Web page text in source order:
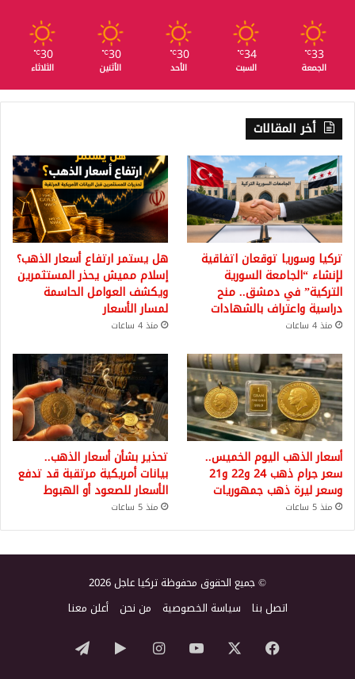
33
℃
الجمعة
34
℃
السبت
30
℃
الأحد
30
℃
الأثنين
30
℃
الثلاثاء
أخر المقالات
تركيا وسوريا توقعان اتفاقية
لإنشاء “الجامعة السورية
التركية” في دمشق.. منح
دراسية واعتراف بالشهادات
منذ 4 ساعات
هل يستمر ارتفاع أسعار الذهب؟
إسلام مميش يحذر المستثمرين
ويكشف العوامل الحاسمة
لمسار الأسعار
منذ 4 ساعات
أسعار الذهب اليوم الخميس..
سعر جرام ذهب 24 و22 و21
وسعر ليرة ذهب جمهوريات
منذ 5 ساعات
تحذير بشأن أسعار الذهب..
بيانات أمريكية مرتقبة قد تدفع
الأسعار للصعود أو الهبوط
منذ 5 ساعات
© جميع الحقوق محفوظة تركيا عاجل 2026
اتصل بنا سياسة الخصوصية من نحن أعلن معنا
فيسبوك ‫YouTubeانستقرام‏Googleتيلقرام